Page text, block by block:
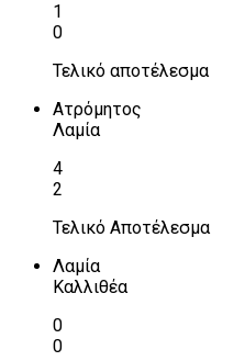
1
0
Τελικό αποτέλεσμα
Ατρόμητος
Λαμία
4
2
Τελικό Αποτέλεσμα
Λαμία
Καλλιθέα
0
0